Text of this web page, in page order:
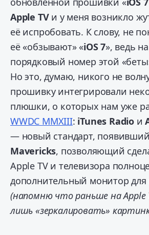
Apple TVи у меня возникло
её испробовать. К слову, не
её «обзывают» «iOS 7», ведь
порядковый номер этой
Но это, думаю, никого не
прошивку интегрировали
плюшки, о которых нам уже
WWDC MMXIII: iTunes Radio и
— новый стандарт,
Mavericks, позволяющий
Apple TV и телевизора
дополнительный монитор для
(напомню что раньше на Apple
лишь «зеркалировать»